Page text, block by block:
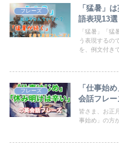
フレーズ
「猛暑」
語表現13選
「猛暑」「猛
う表現するの
を、例文付き
フレーズ
「仕事始
会話フレー
皆さま、お正
事始め」の方